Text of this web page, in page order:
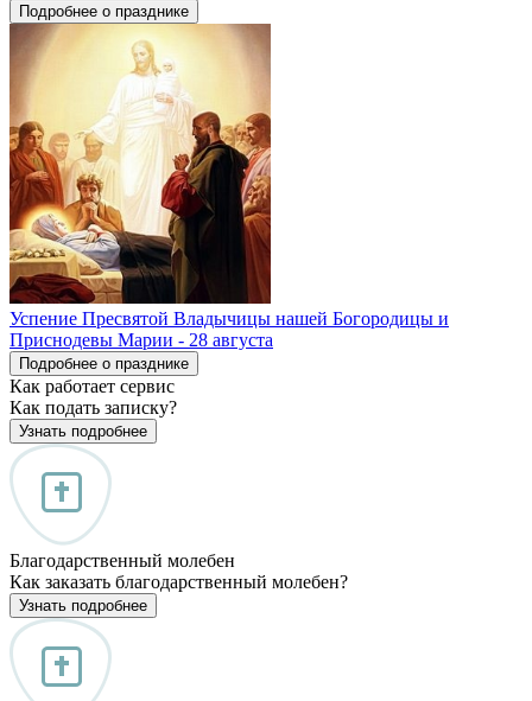
Подробнее о празднике
Успение Пресвятой Владычицы нашей Богородицы и
Приснодевы Марии - 28 августа
Подробнее о празднике
Как работает сервис
Как подать записку?
Узнать подробнее
Благодарственный молебен
Как заказать благодарственный молебен?
Узнать подробнее